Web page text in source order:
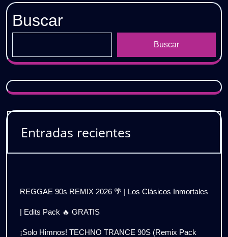
Buscar
Buscar
Entradas recientes
REGGAE 90s REMIX 2026 🌴 | Los Clásicos Inmortales
| Edits Pack 🔥 GRATIS
¡Solo Himnos! TECHNO TRANCE 90S (Remix Pack